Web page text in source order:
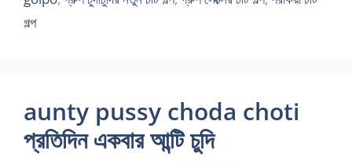
গল্প
aunty pussy choda choti
প্রতিদিন একবার আন্টি চুদি